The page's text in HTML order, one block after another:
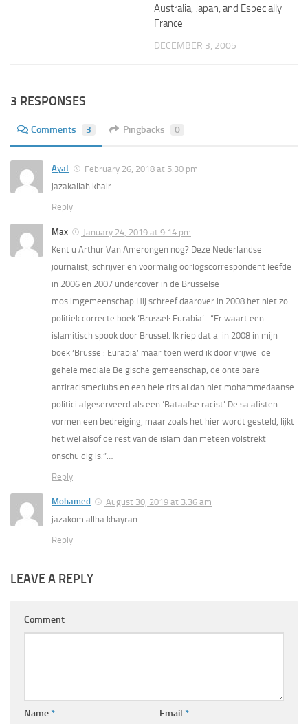
Australia, Japan, and Especially
France
DECEMBER 3, 2005
3 RESPONSES
Comments 3 Pingbacks 0
Ayat
February 26, 2018 at 5:30 pm
jazakallah khair
Reply
Max
January 24, 2019 at 9:14 pm
Kent u Arthur Van Amerongen nog? Deze Nederlandse
journalist, schrijver en voormalig oorlogscorrespondent leefde
in 2006 en 2007 undercover in de Brusselse
moslimgemeenschap.Hij schreef daarover in 2008 het niet zo
politiek correcte boek ‘Brussel: Eurabia’…“Er waart een
islamitisch spook door Brussel. Ik riep dat al in 2008 in mijn
boek ‘Brussel: Eurabia’ maar toen werd ik door vrijwel de
gehele mediale Belgische gemeenschap, de ontelbare
antiracismeclubs en een hele rits al dan niet mohammedaanse
politici afgeserveerd als een ‘Bataafse racist’.De salafisten
vormen een bedreiging, maar zoals het hier wordt gesteld, lijkt
het wel alsof de rest van de islam dan meteen volstrekt
onschuldig is.”…
Reply
Mohamed
August 30, 2019 at 3:36 am
jazakom allha khayran
Reply
LEAVE A REPLY
Comment
Name* Email *